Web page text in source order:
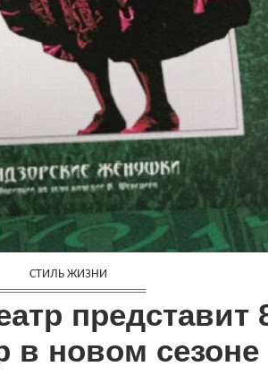
СТИЛЬ ЖИЗНИ
представит
в новом сезоне